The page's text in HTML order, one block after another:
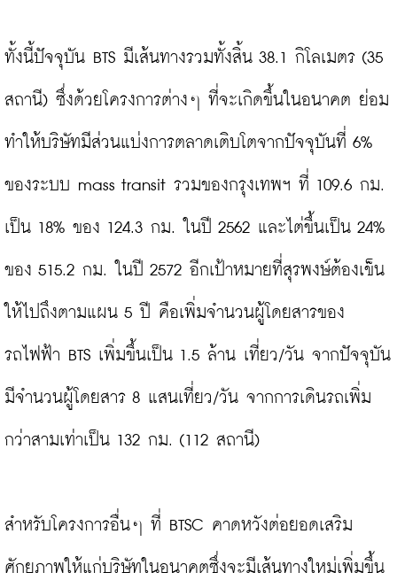
ทั้งนี้ปัจจุบัน BTS มีเส้นทางรวมทั้งสิ้น 38.1 กิโลเมตร (35
สถานี) ซึ่งด้วยโครงการต่างๆ ที่จะเกิดขึ้นในอนาคต ย่อม
ทำให้บริษัทมีส่วนแบ่งการตลาดเติบโตจากปัจจุบันที่ 6%
ของระบบ mass transit รวมของกรุงเทพฯ ที่ 109.6 กม.
เป็น 18% ของ 124.3 กม. ในปี 2562 และไต่ขึ้นเป็น 24%
ของ 515.2 กม. ในปี 2572 อีกเป้าหมายที่สุรพงษ์ต้องเข็น
ให้ไปถึงตามแผน 5 ปี คือเพิ่มจำนวนผู้โดยสารของ
รถไฟฟ้า BTS เพิ่มขึ้นเป็น 1.5 ล้าน เที่ยว/วัน จากปัจจุบัน
มีจำนวนผู้โดยสาร 8 แสนเที่ยว/วัน จากการเดินรถเพิ่ม
กว่าสามเท่าเป็น 132 กม. (112 สถานี)
สำหรับโครงการอื่นๆ ที่ BTSC คาดหวังต่อยอดเสริม
ศักยภาพให้แก่บริษัทในอนาคตซึ่งจะมีเส้นทางใหม่เพิ่มขึ้น